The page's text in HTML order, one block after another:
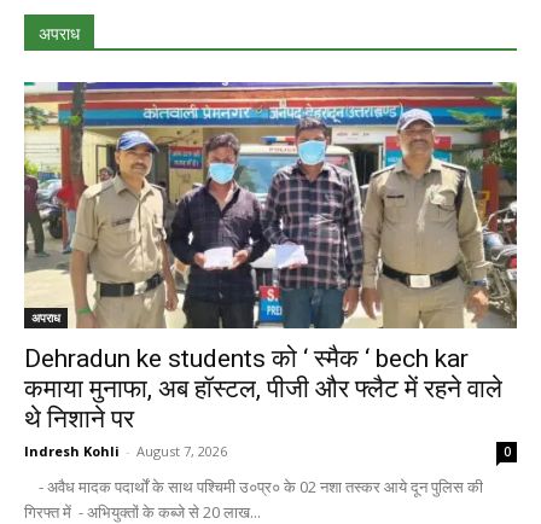
अपराध
अपराध
Dehradun ke students को ‘ स्मैक ‘ bech kar
कमाया मुनाफा, अब हॉस्टल, पीजी और फ्लैट में रहने वाले
थे निशाने पर
Indresh Kohli - August 7, 2026 0
- अवैध मादक पदार्थों के साथ पश्चिमी उ०प्र० के 02 नशा तस्कर आये दून पुलिस की
गिरफ्त में - अभियुक्तों के कब्जे से 20 लाख...